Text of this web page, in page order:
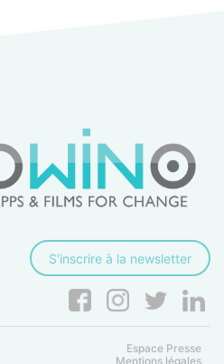
S'inscrire à la newsletter
Espace Presse
Mentions légales